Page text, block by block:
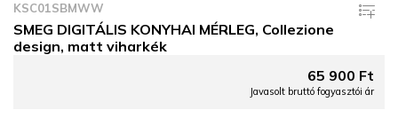
KSC01SBMWW
SMEG DIGITÁLIS KONYHAI MÉRLEG, Collezione
design, matt viharkék
65 900 Ft
Javasolt bruttó fogyasztói ár